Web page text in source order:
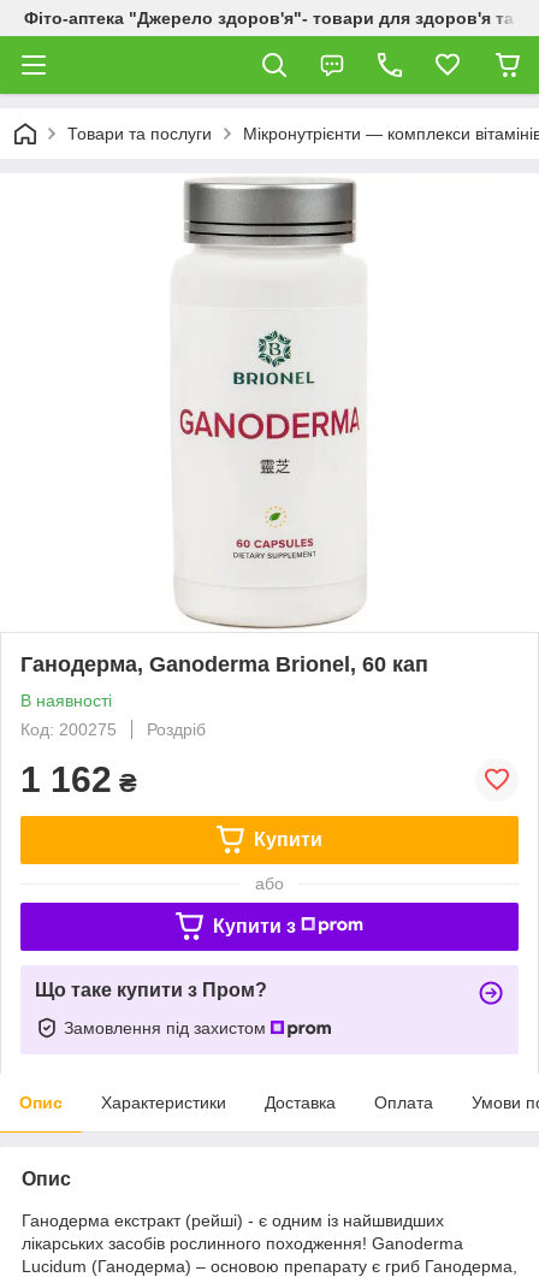
Фіто-аптека "Джерело здоров'я"- товари для здоров'я та
Товари та послуги Мікронутрієнти — комплекси
Ганодерма, Ganoderma Brionel, 60 кап
В наявності
Код: 200275
Роздріб
1 162 ₴
Купити
або
Купити з
Що таке купити з Пром?
Замовлення під захистом
Опис Характеристики Доставка Оплата Умови
Опис
Ганодерма екстракт (рейші) - є одним із найшвидших
лікарських засобів рослинного походження! Ganoderma
Lucidum (Ганодерма) – основою препарату є гриб Ганодерма,